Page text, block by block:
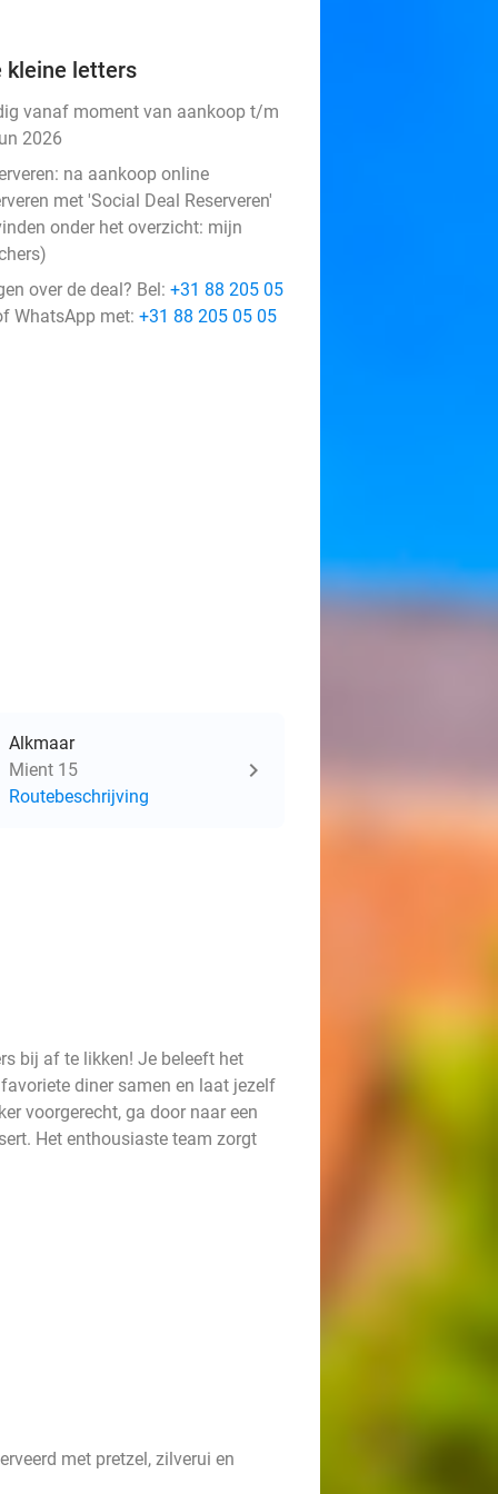
kleine letters
vanaf moment van aankoop t/m
2026
na aankoop online
met 'Social Deal Reserveren'
onder het overzicht: mijn
)
over de deal? Bel: +31 88 205 05
WhatsApp met: +31 88 205 05 05
Alkmaar
Mient 15
Routebeschrijving
bij af te likken! Je beleeft het
diner samen en laat jezelf
voorgerecht, ga door naar een
Het enthousiaste team zorgt
met pretzel, zilverui en